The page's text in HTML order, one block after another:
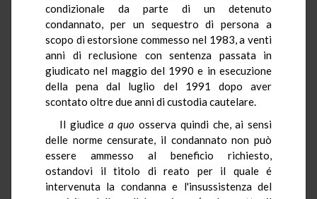
condizionale da parte di un detenuto
condannato, per un sequestro di persona a
scopo di estorsione commesso nel 1983, a venti
anni di reclusione con sentenza passata in
giudicato nel maggio del 1990 e in esecuzione
della pena dal luglio del 1991 dopo aver
scontato oltre due anni di custodia cautelare.
Il giudice a quo osserva quindi che, ai sensi
delle norme censurate, il condannato non può
essere ammesso al beneficio richiesto,
ostandovi il titolo di reato per il quale é
intervenuta la condanna e l'insussistenza del